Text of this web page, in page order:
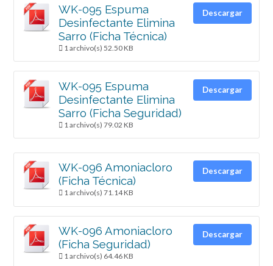
WK-095 Espuma
Desinfectante Elimina
Sarro (Ficha Técnica)
1 archivo(s) 52.50 KB
Descargar
WK-095 Espuma
Desinfectante Elimina
Sarro (Ficha Seguridad)
1 archivo(s) 79.02 KB
Descargar
WK-096 Amoniacloro
(Ficha Técnica)
1 archivo(s) 71.14 KB
Descargar
WK-096 Amoniacloro
(Ficha Seguridad)
1 archivo(s) 64.46 KB
Descargar